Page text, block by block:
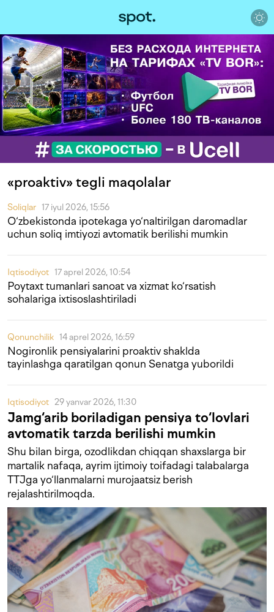
«proaktiv» tegli maqolalar
Soliqlar 17 iyul 2026, 15:56
O‘zbekistonda ipotekaga yo‘naltirilgan daromadlar
uchun soliq imtiyozi avtomatik berilishi mumkin
Iqtisodiyot 17 aprel 2026, 10:54
Poytaxt tumanlari sanoat va xizmat ko‘rsatish
sohalariga ixtisoslashtiriladi
Qonunchilik 14 aprel 2026, 16:59
Nogironlik pensiyalarini proaktiv shaklda
tayinlashga qaratilgan qonun Senatga yuborildi
Iqtisodiyot 29 yanvar 2026, 11:30
Jamg‘arib boriladigan pensiya to‘lovlari
avtomatik tarzda berilishi mumkin
Shu bilan birga, ozodlikdan chiqqan shaxslarga bir
martalik nafaqa, ayrim ijtimoiy toifadagi talabalarga
TTJga yo‘llanmalarni murojaatsiz berish
rejalashtirilmoqda.